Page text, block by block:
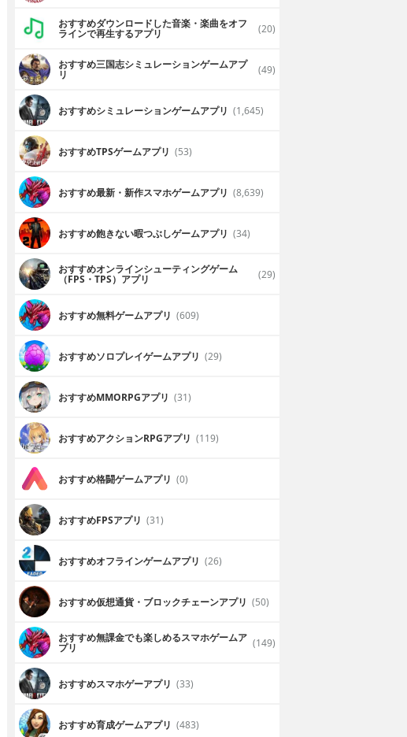
おすすめダウンロードした音楽・楽曲をオフ
ラインで再生するアプリ (20)
おすすめ三国志シミュレーションゲームアプ
リ (49)
おすすめシミュレーションゲームアプリ (1,645)
おすすめTPSゲームアプリ (53)
おすすめ最新・新作スマホゲームアプリ (8,639)
おすすめ飽きない暇つぶしゲームアプリ (34)
おすすめオンラインシューティングゲーム
（FPS・TPS）アプリ (29)
おすすめ無料ゲームアプリ (609)
おすすめソロプレイゲームアプリ (29)
おすすめ MMORPGアプリ (31)
おすすめアクションRPGアプリ (119)
おすすめ格闘ゲームアプリ (0)
おすすめFPSアプリ (31)
おすすめオフラインゲームアプリ (26)
おすすめ仮想通貨・ブロックチェーンアプリ (50)
おすすめ無課金でも楽しめるスマホゲームア
プリ (149)
おすすめスマホゲーアプリ (33)
おすすめ育成ゲームアプリ (483)